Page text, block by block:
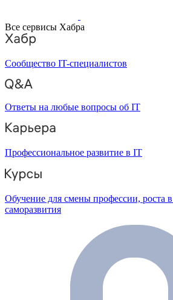
Все сервисы Хабра
Сообщество IT-специалистов
Ответы на любые вопросы об IT
Профессиональное развитие в IT
Обучение для смены профессии, роста в
саморазвития